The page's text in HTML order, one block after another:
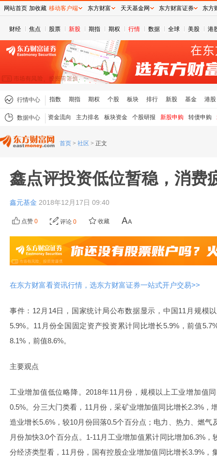
财经 焦点 股票 新股 期指 期权 行情 数据 全球 美股 港
行情中心 指数 期指 期权 个股 板块 排行 新股 基金 港股
数据中心 资金流向 主力排名 板块资金 个股研报 新股申购 转债申购
首页 > 社区 > 正文
鑫点评投资低位暂稳，消费
鑫元基金 2018年12月17日 09:40
点赞 0 评论 0 收藏
在东方财富看资讯行情，选东方财富证券一站式开户交易>>
事件：12月14日，国家统计局公布数据显示，中国11月规模
5.9%。11月份全国固定资产投资累计同比增长5.9%，前值
8.1%，前值8.6%。
主要观点
工业增加值低位略降。2018年11月份，规模以上工业增加值
0.5%。分三大门类看，11月份，采矿业增加值同比增长2.3%，
造业增长5.6%，较10月份回落0.5个百分点；电力、热力、燃气
月份加快3.0个百分点。1-11月工业增加值累计同比增加6.3%，
分经济类型看，11月份，国有控股企业增加值同比增长3.9%，
网站首页 加收藏 移动客户端 东方财富 天天基金网 东方财富证券 东方